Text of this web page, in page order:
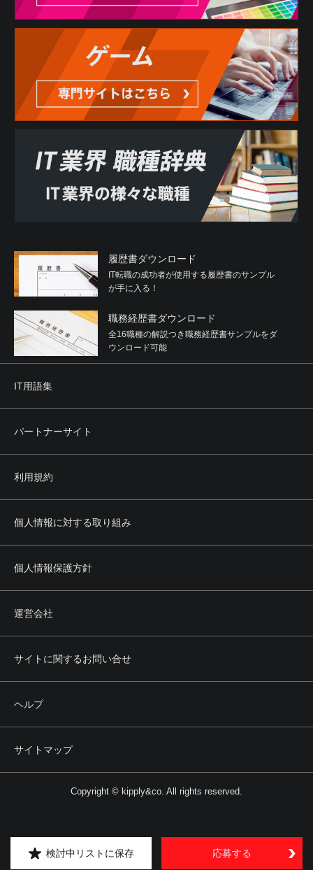
検討中リストに保存 応募する
履歴書ダウンロード
IT転職の成功者が使用する履歴書のサンプル
が手に入る！
職務経歴書ダウンロード
全16職種の解説つき職務経歴書サンプルをダ
ウンロード可能
IT用語集
パートナーサイト
利用規約
個人情報に対する取り組み
個人情報保護方針
運営会社
サイトに関するお問い合せ
ヘルプ
サイトマップ
Copyright © kipply&co. All rights reserved.